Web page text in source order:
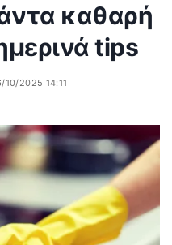
καθαρή
tips
10/2025 14:11